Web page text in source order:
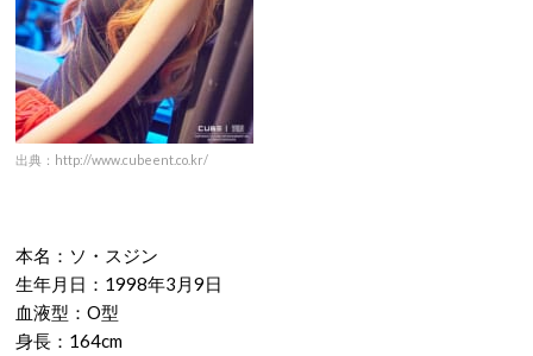
出典：http://www.cubeent.co.kr/
本名：ソ・スジン
生年月日：1998年3月9日
血液型：O型
身長：164cm